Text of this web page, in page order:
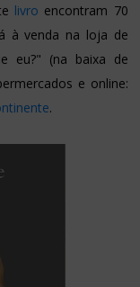
livro encontram 70
à venda na loja de
eu?" (na baixa de
e online:
.